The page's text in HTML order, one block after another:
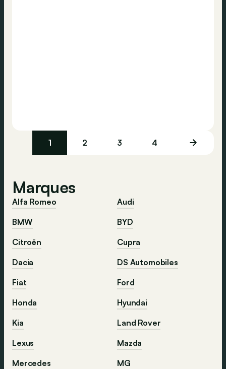
1 2 3 4
Marques
Alfa Romeo
Audi
BMW
BYD
Citroën
Cupra
Dacia
DS Automobiles
Fiat
Ford
Honda
Hyundai
Kia
Land Rover
Lexus
Mazda
Mercedes
MG